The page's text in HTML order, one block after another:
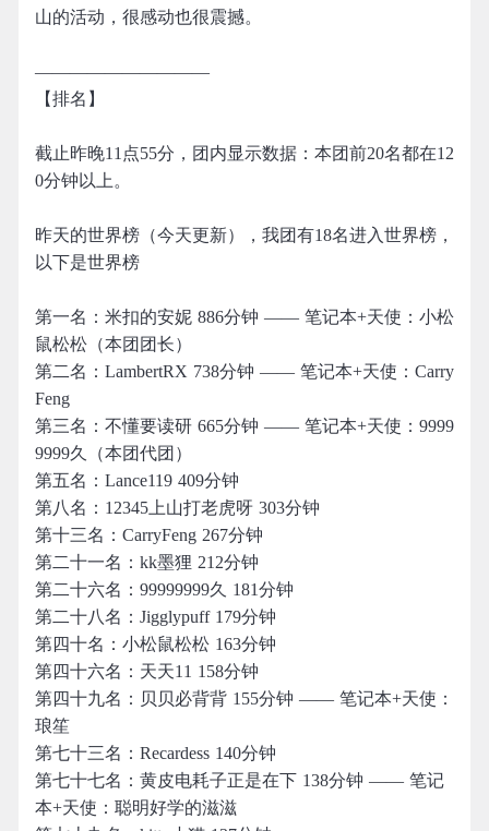
山的活动，很感动也很震撼。
——————————
【排名】
截止昨晚11点55分，团内显示数据：本团前20名都在12
0分钟以上。
昨天的世界榜（今天更新），我团有18名进入世界榜，
以下是世界榜
第一名：米扣的安妮 886分钟 —— 笔记本+天使：小松
鼠松松（本团团长）
第二名：LambertRX 738分钟 —— 笔记本+天使：Carry
Feng
第三名：不懂要读研 665分钟 —— 笔记本+天使：9999
9999久（本团代团）
第五名：Lance119 409分钟
第八名：12345上山打老虎呀 303分钟
第十三名：CarryFeng 267分钟
第二十一名：kk墨狸 212分钟
第二十六名：99999999久 181分钟
第二十八名：Jigglypuff 179分钟
第四十名：小松鼠松松 163分钟
第四十六名：天天11 158分钟
第四十九名：贝贝必背背 155分钟 —— 笔记本+天使：
琅笙
第七十三名：Recardess 140分钟
第七十七名：黄皮电耗子正是在下 138分钟 —— 笔记
本+天使：聪明好学的滋滋